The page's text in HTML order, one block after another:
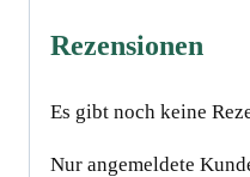
Rezensionen
Es gibt noch keine
Nur angemeldete